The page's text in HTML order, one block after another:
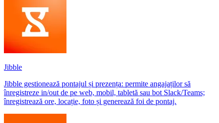
Jibble
Jibble gestionează pontajul și prezența: permite angajaților să
înregistreze in/out de pe web, mobil, tabletă sau bot Slack/Teams;
înregistrează ore, locație, foto și generează foi de pontaj.